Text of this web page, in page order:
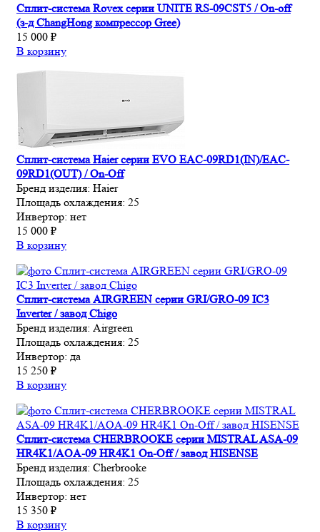
Сплит-система Rovex серии UNITE RS-09CST5 / On-off
(з-д ChangHong компрессор Gree)
15 000 ₽
В корзину
Сплит-система Haier серии EVO EAC-09RD1(IN)/EAC-
09RD1(OUT) / On-Off
Бренд изделия: Haier
Площадь охлаждения: 25
Инвертор: нет
15 000 ₽
В корзину
Сплит-система AIRGREEN серии GRI/GRO-09 IC3
Inverter / завод Chigo
Бренд изделия: Airgreen
Площадь охлаждения: 25
Инвертор: да
15 250 ₽
В корзину
Сплит-система CHERBROOKE серии MISTRAL ASA-09
HR4K1/AOA-09 HR4K1 On-Off / завод HISENSE
Бренд изделия: Cherbrooke
Площадь охлаждения: 25
Инвертор: нет
15 350 ₽
В корзину